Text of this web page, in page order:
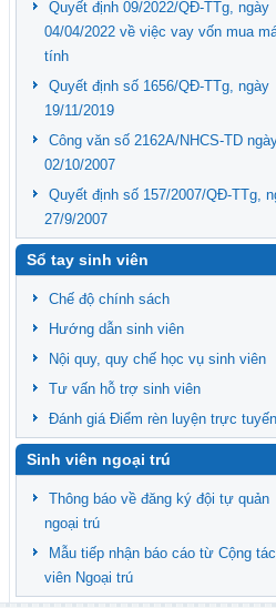
Quyết định 09/2022/QĐ-TTg, ngày
04/04/2022 về việc vay vốn mua
tính
Quyết định số 1656/QĐ-TTg, ngày
19/11/2019
Công văn số 2162A/NHCS-TD
02/10/2007
Quyết định số 157/2007/QĐ-TTg,
27/9/2007
Sổ tay sinh viên
Chế độ chính sách
Hướng dẫn sinh viên
Nội quy, quy chế học vụ sinh viên
Tư vấn hỗ trợ sinh viên
Đánh giá Điểm rèn luyện trực tuyến
Sinh viên ngoại trú
Thông báo về đăng ký đội tự quản
ngoại trú
Mẫu tiếp nhận báo cáo từ Cộng tác
viên Ngoại trú